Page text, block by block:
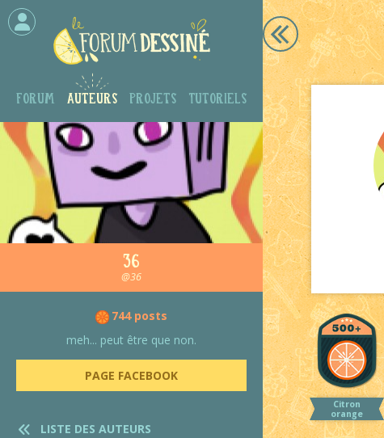
Forum Auteurs Projets Tutoriels
36
@36
744 posts
meh... peut être que non.
PAGE FACEBOOK
LISTE DES AUTEURS
Citron
orange